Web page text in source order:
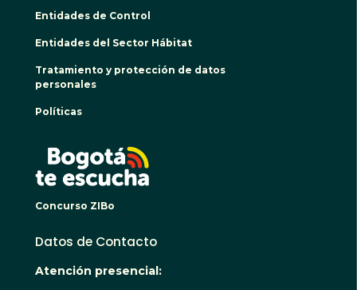
Entidades de Control
Entidades del Sector Hábitat
Tratamiento y protección de datos
personales
Políticas
Concurso ZIBo
Datos de Contacto
Atención presencial: